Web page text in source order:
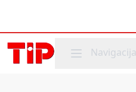
Mobile menu
Navigacija